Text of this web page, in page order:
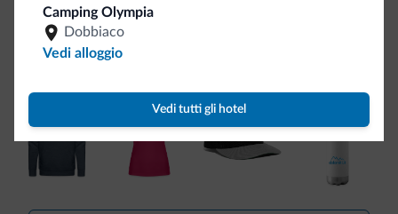
Camping Olympia
Dobbiaco
Vedi alloggio
Vedi tutti gli hotel
Be Original, scopri la nuova collezione
Ce l'avete chiesto in tanti. Ecco la nuova collezione firmata